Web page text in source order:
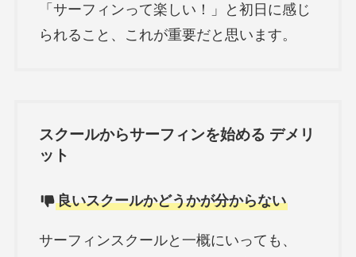
「サーフィンって楽しい！」と初日に感じ
られること、これが重要だと思います。
スクールからサーフィンを始める デメリ
ット
良いスクールかどうかが分からない
サーフィンスクールと一概にいっても、